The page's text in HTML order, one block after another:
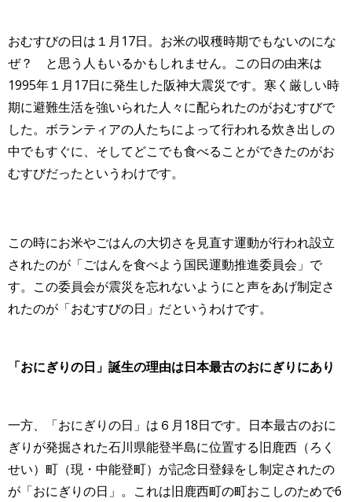
おむすびの日は１月17日。お米の収穫時期でもないのにな
ぜ？ と思う人もいるかもしれません。この日の由来は
1995年１月17日に発生した阪神大震災です。寒く厳しい時
期に避難生活を強いられた人々に配られたのがおむすびで
した。ボランティアの人たちによって行われる炊き出しの
中でもすぐに、そしてどこでも食べることができたのがお
むすびだったというわけです。
この時にお米やごはんの大切さを見直す運動が行われ設立
されたのが「ごはんを食べよう国民運動推進委員会」で
す。この委員会が震災を忘れないようにと声をあげ制定さ
れたのが「おむすびの日 」だというわけです。
「おにぎりの日 」誕生の理由は日本最古のおにぎりにあり
一方、「おにぎりの日 」は６月18日です。日本最古のおに
ぎりが発掘された石川県能登半島に位置する旧鹿西（ろく
せい）町（現・中能登町）が記念日登録をし制定されたの
が「おにぎりの日 」。これは旧鹿西町の町おこしのためで6